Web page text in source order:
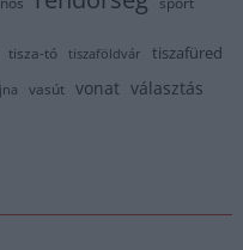
tisza-tó tiszaföldvár tiszafüred
vasút vonat választás